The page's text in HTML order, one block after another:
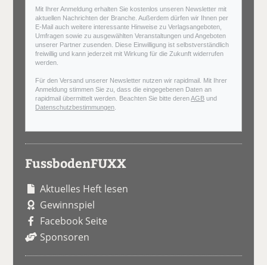
Mit Ihrer Anmeldung erhalten Sie kostenlos unseren Newsletter mit
aktuellen Nachrichten der Branche. Außerdem dürfen wir Ihnen per
E-Mail auch weitere interessante Hinweise zu Verlagsangeboten,
Umfragen sowie zu ausgewählten Veranstaltungen und Angeboten
unserer Partner zusenden. Diese Einwilligung ist selbstverständlich
freiwillig und kann jederzeit mit Wirkung für die Zukunft widerrufen
werden.
Für den Versand unserer Newsletter nutzen wir rapidmail. Mit Ihrer
Anmeldung stimmen Sie zu, dass die eingegebenen Daten an
rapidmail übermittelt werden. Beachten Sie bitte derenAGB und
Datenschutzbestimmungen
FussbodenFUXX
Aktuelles Heft lesen
Gewinnspiel
Facebook Seite
Sponsoren